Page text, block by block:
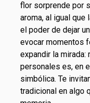
flor sorprende por
aroma, al igual que
el poder de dejar
evocar momentos
expandir la mirada:
personales es, en
simbólica. Te
tradicional en algo